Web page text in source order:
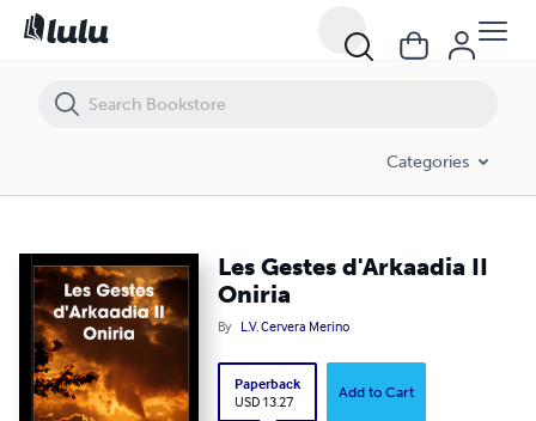
Categories
Les Gestes d'Arkaadia II
Oniria
By L.V. Cervera Merino
Paperback
USD 13.27
Add to Cart
Les Gestes d'Arkaadia II Oniria